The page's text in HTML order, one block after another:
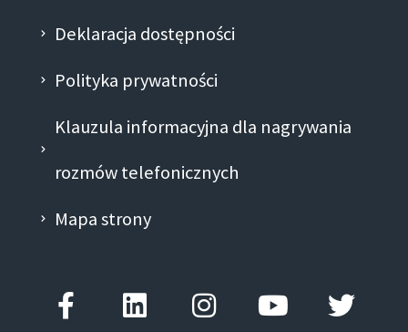
Deklaracja dostępności
Polityka prywatności
Klauzula informacyjna dla nagrywania
rozmów telefonicznych
Mapa strony
f